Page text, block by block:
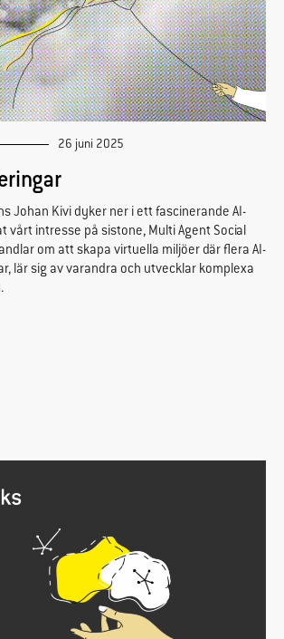
26 juni 2025
Johan Kivi dyker ner i ett fascinerande AI-
vårt intresse på sistone, Multi Agent Social
om att skapa virtuella miljöer där flera AI-
lär sig av varandra och utvecklar komplexa